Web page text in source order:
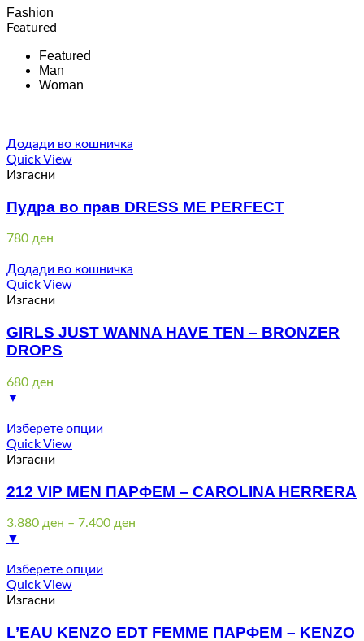
Fashion
Featured
Featured
Man
Woman
Додади во кошничка
Quick View
Изгасни
Пудра во прав DRESS ME PERFECT
780 ден
Додади во кошничка
Quick View
Изгасни
GIRLS JUST WANNA HAVE TEN – BRONZER
DROPS
680 ден
▼
Изберете опции
Quick View
Изгасни
212 VIP MEN ПАРФЕМ – CAROLINA HERRERA
3.880 ден – 7.400 ден
▼
Изберете опции
Quick View
Изгасни
L’EAU KENZO EDT FEMME ПАРФЕМ – KENZO